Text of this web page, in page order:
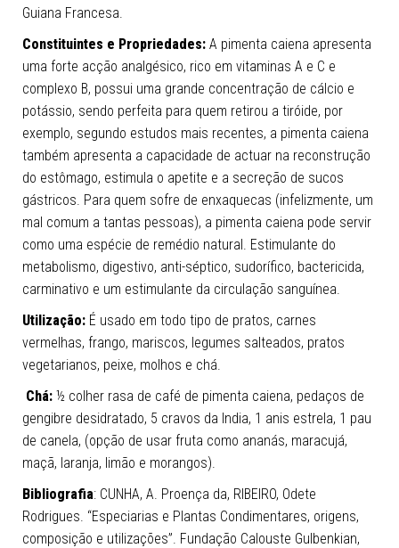
Guiana Francesa.
Constituintes e Propriedades: A pimenta caiena apresenta
uma forte acção analgésico, rico em vitaminas A e C e
complexo B, possui uma grande concentração de cálcio e
potássio, sendo perfeita para quem retirou a tiróide, por
exemplo, segundo estudos mais recentes, a pimenta caiena
também apresenta a capacidade de actuar na reconstrução
do estômago, estimula o apetite e a secreção de sucos
gástricos. Para quem sofre de enxaquecas (infelizmente, um
mal comum a tantas pessoas), a pimenta caiena pode servir
como uma espécie de remédio natural. Estimulante do
metabolismo, digestivo, anti-séptico, sudorífico, bactericida,
carminativo e um estimulante da circulação sanguínea.
Utilização: É usado em todo tipo de pratos, carnes
vermelhas, frango, mariscos, legumes salteados, pratos
vegetarianos, peixe, molhos e chá.
Chá: ½ colher rasa de café de pimenta caiena, pedaços de
gengibre desidratado, 5 cravos da India, 1 anis estrela, 1 pau
de canela, (opção de usar fruta como ananás, maracujá,
maçã, laranja, limão e morangos).
Bibliografia: CUNHA, A. Proença da, RIBEIRO, Odete
Rodrigues. “Especiarias e Plantas Condimentares, origens,
composição e utilizações”. Fundação Calouste Gulbenkian,